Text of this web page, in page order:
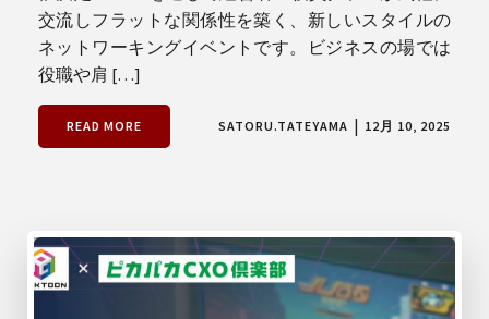
交流しフラットな関係性を築く、新しいスタイルの
ネットワーキングイベントです。ビジネスの場では
役職や肩 […]
READ MORE SATORU.TATEYAMA | 12月 10, 2025